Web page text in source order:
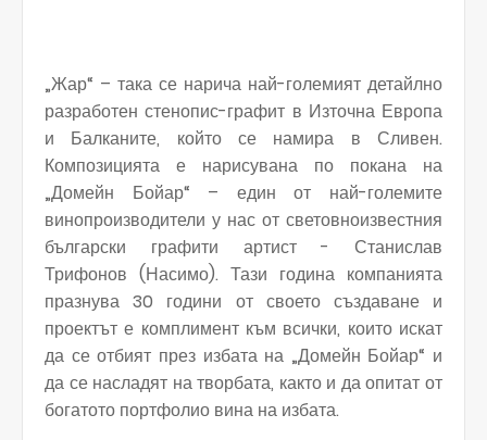
„Жар“ – така се нарича най-големият детайлно
разработенстенопис-графит в Източна Европа
и Балканите, който се намира в Сливен.
Композицията е нарисувана по покана на
„Домейн Бойар“ – един от най-големите
винопроизводители у нас от световноизвестния
български графити артист - Станислав
Трифонов (Насимо). Тази година компанията
празнува 30 години от своето създаване и
проектът е комплимент към всички, които искат
да се отбият през избата на „Домейн Бойар“ и
да се насладят на творбата, както и да опитат от
богатото портфолио вина на избата.